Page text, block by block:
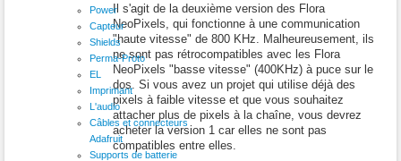
Power
Capteur
Shields
Perma-Proto
EL
Imprimant
L'audio
Câbles et connecteurs
Adafruit
Supports de batterie
Il s'agit de la deuxième version des Flora
NeoPixels, qui fonctionne à une communication
"haute vitesse" de 800 KHz. Malheureusement, ils
ne sont pas rétrocompatibles avec les Flora
NeoPixels "basse vitesse" (400KHz) à puce sur le
dos. Si vous avez un projet qui utilise déjà des
pixels à faible vitesse et que vous souhaitez
attacher plus de pixels à la chaîne, vous devrez
acheter la version 1 car elles ne sont pas
compatibles entre elles.